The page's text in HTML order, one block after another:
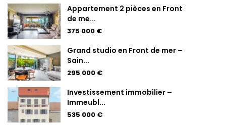
Appartement 2 pièces en Front
de me...
375 000 €
Grand studio en Front de mer –
Sain...
295 000 €
Investissement immobilier –
Immeubl...
535 000 €